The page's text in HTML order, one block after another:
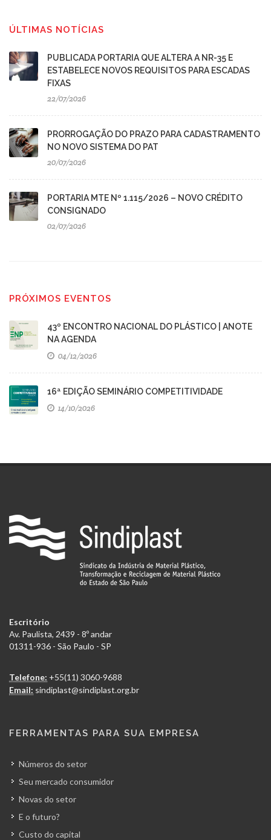
ÚLTIMAS NOTÍCIAS
PUBLICADA PORTARIA QUE ALTERA A NR-35 E
ESTABELECE NOVOS REQUISITOS PARA ESCADAS
FIXAS
22/07/2026
PRORROGAÇÃO DO PRAZO PARA CADASTRAMENTO
NO NOVO SISTEMA DO PAT
20/07/2026
PORTARIA MTE Nº 1.115/2026 – NOVO CRÉDITO
CONSIGNADO
02/07/2026
PRÓXIMOS EVENTOS
43º ENCONTRO NACIONAL DO PLÁSTICO | ANOTE
NA AGENDA
04/12/2026
16ª EDIÇÃO SEMINÁRIO COMPETITIVIDADE
14/10/2026
Escritório
Av. Paulista, 2439 - 8º andar
01311-936 - São Paulo - SP
Telefone: +55(11) 3060-9688
Email: sindiplast@sindiplast.org.br
FERRAMENTAS PARA SUA EMPRESA
Números do setor
Seu mercado consumidor
Novas do setor
E o futuro?
Custo do capital